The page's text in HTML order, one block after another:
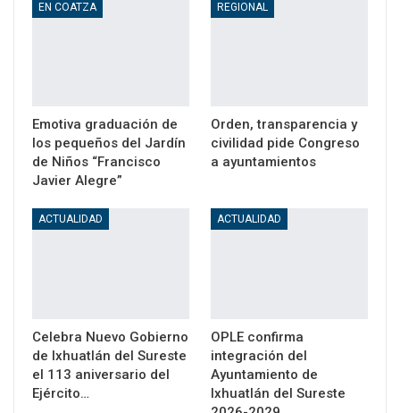
EN COATZA
Emotiva graduación de
los pequeños del Jardín
de Niños “Francisco
Javier Alegre”
REGIONAL
Orden, transparencia y
civilidad pide Congreso
a ayuntamientos
ACTUALIDAD
Celebra Nuevo Gobierno
de Ixhuatlán del Sureste
el 113 aniversario del
Ejército…
ACTUALIDAD
OPLE confirma
integración del
Ayuntamiento de
Ixhuatlán del Sureste